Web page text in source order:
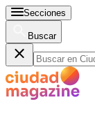
Secciones
Buscar